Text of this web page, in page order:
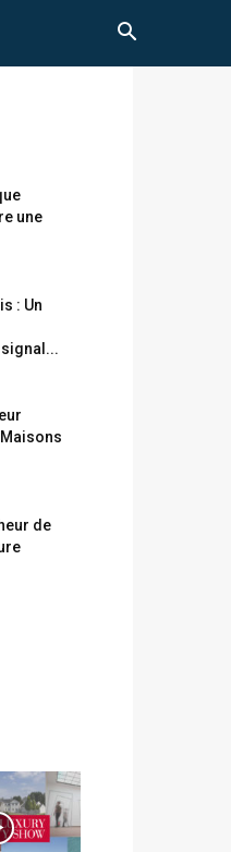
une
: Un
de